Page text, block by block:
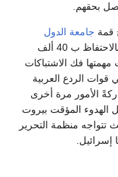
بحقهم.
قمة جامعة الدول
والذي اعطى لسوريا حق بالاحتفاظ ب 40 ألف
مهمتها فك الاشتباكات
الردع العربية
الأمور مرة أخرى
الهدوء المؤقت بيروت
تتواجه منظمة التحرير
إسرائيل.